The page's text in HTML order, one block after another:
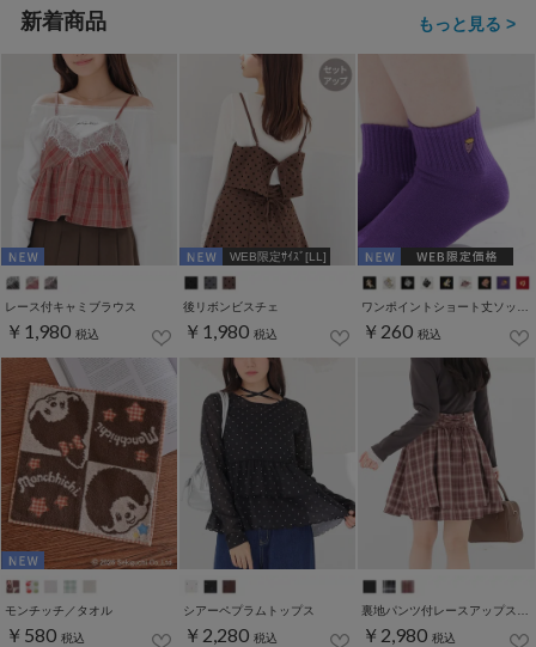
新着商品 もっと見る >
レース付キャミブラウス
￥1,980 税込
WEB限定ｻｲｽﾞ[LL]
後リボンビスチェ
￥1,980 税込 ￥260 税込
モンチッチ／タオル
￥580 税込
シアーペプラムトップス
￥2,280 税込 ￥2,980 税込